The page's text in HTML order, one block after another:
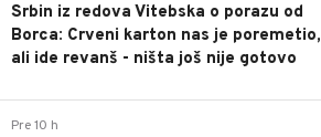
Srbin iz redova Vitebska o porazu od
Borca: Crveni karton nas je poremetio,
ali ide revanš - ništa još nije gotovo
Pre 10 h